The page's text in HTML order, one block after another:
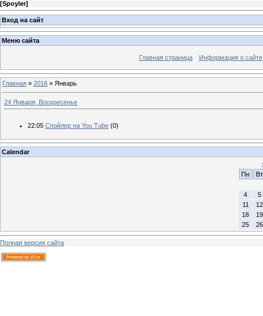
[Spoyler]
Вход на сайт
Меню сайта
Главная страница Информация о сайте
Главная » 2016 » Январь
24 Января, Воскресенье
22:05 Спойлер на You Tube (0)
Calendar
Пн
Вт
4
5
11
12
18
19
25
26
Полная версия сайта